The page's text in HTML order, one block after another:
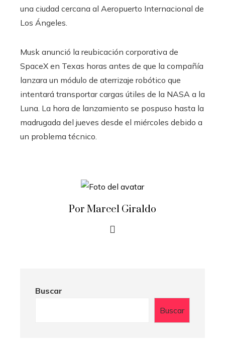
una ciudad cercana al Aeropuerto Internacional de
Los Ángeles.
Musk anunció la reubicación corporativa de
SpaceX en Texas horas antes de que la compañía
lanzara un módulo de aterrizaje robótico que
intentará transportar cargas útiles de la NASA a la
Luna. La hora de lanzamiento se pospuso hasta la
madrugada del jueves desde el miércoles debido a
un problema técnico.
Por Marcel Giraldo
Buscar
Buscar